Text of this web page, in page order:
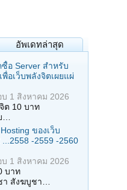
อัพเดทล่าสุด
อ Server สำหรับ
อเว็บพลังจิตเผยแผ่
บ 1 สิงหาคม 2026
ต 10 บาท
ของเว็บ
-2559 -2560
บ 1 สิงหาคม 2026
บาท
า สังฆบูชา…